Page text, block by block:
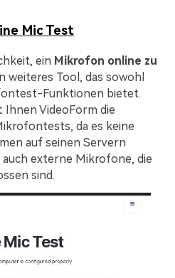
Mic Test
ein Mikrofon online zu
weiteres Tool, das sowohl
Funktionen bietet.
Ihnen VideoForm die
da es keine
auf seinen Servern
externe Mikrofone, die
sind.